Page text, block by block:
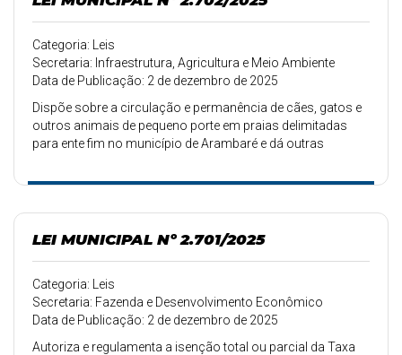
Categoria: Leis
Secretaria: Infraestrutura, Agricultura e Meio Ambiente
Data de Publicação: 2 de dezembro de 2025
Dispõe sobre a circulação e permanência de cães, gatos e
outros animais de pequeno porte em praias delimitadas
para ente fim no município de Arambaré e dá outras
LEI MUNICIPAL Nº 2.701/2025
Categoria: Leis
Secretaria: Fazenda e Desenvolvimento Econômico
Data de Publicação: 2 de dezembro de 2025
Autoriza e regulamenta a isenção total ou parcial da Taxa